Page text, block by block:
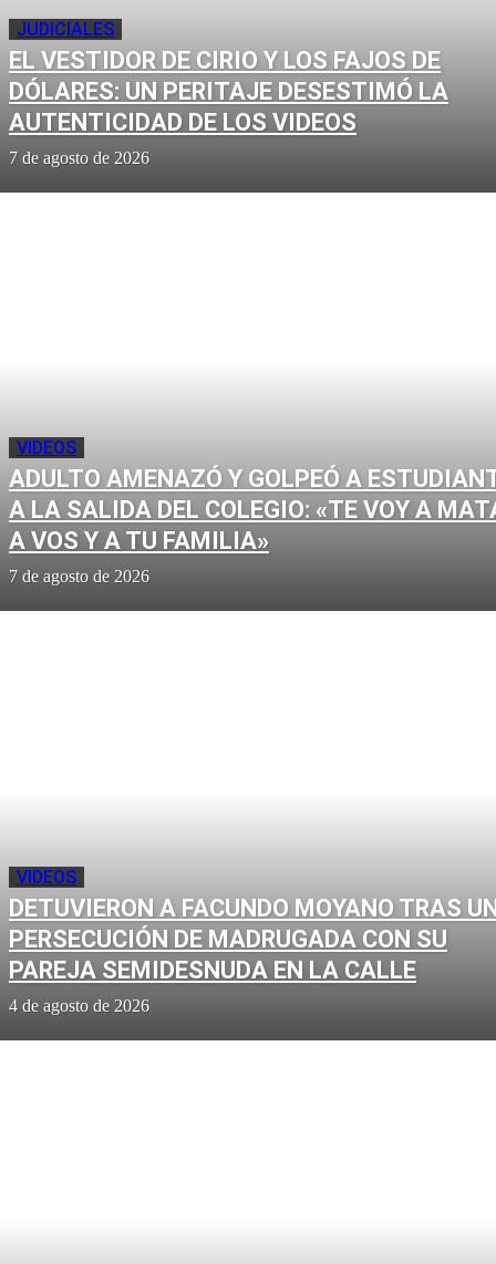
JUDICIALES
EL VESTIDOR DE CIRIO Y LOS FAJOS DE
DÓLARES: UN PERITAJE DESESTIMÓ LA
AUTENTICIDAD DE LOS VIDEOS
7 de agosto de 2026
VIDEOS
ADULTO AMENAZÓ Y GOLPEÓ A
A LA SALIDA DEL COLEGIO: «TE VOY A
A VOS Y A TU FAMILIA»
7 de agosto de 2026
VIDEOS
DETUVIERON A FACUNDO MOYANO TRAS
PERSECUCIÓN DE MADRUGADA CON SU
PAREJA SEMIDESNUDA EN LA CALLE
4 de agosto de 2026